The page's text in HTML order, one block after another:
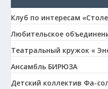
Клуб по интересам
Любительское
Театральный кружок «
Ансамбль БИРЮЗА
Детский коллектив Фа-